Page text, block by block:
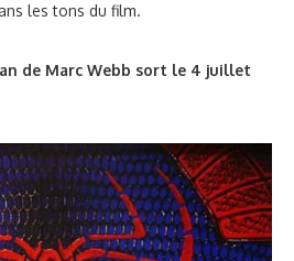
les tons du film.
de Marc Webb sort le 4 juillet